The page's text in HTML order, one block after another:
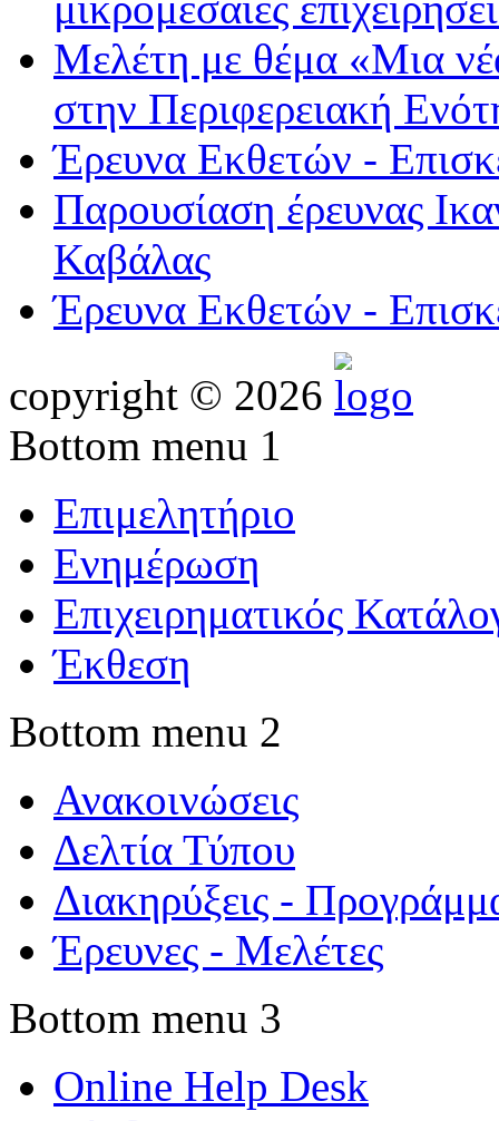
Μελέτη με θέμα «Μια
στην Περιφερειακή
Έρευνα Εκθετών -
Παρουσίαση έρευνας
Καβάλας
Έρευνα Εκθετών -
copyright © 2026
Bottom menu 1
Επιμελητήριο
Ενημέρωση
Επιχειρηματικός
Έκθεση
Bottom menu 2
Ανακοινώσεις
Δελτία Τύπου
Διακηρύξεις -
Έρευνες - Μελέτες
Bottom menu 3
Online Help Desk